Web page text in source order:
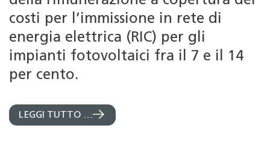
costi per l’immissione in rete di
energia elettrica (RIC) per gli
impianti fotovoltaici fra il 7 e il 14
per cento.
LEGGI TUTTO …